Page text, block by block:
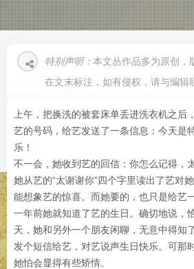
特别声明： 本文丛作品多为原创，
在文末标注，如有侵权，请与编辑
上午，把换洗的被套床单丢进洗衣机之后
艺的号码，给艺发送了一条信息：今天是
乐！
不一会，她收到艺的回信：你怎么记得，
她从艺的“太谢谢你”四个字里读出了艺对
能想象艺的惊喜。而她要的，也只是给艺
一年前她就知道了艺的生日。确切地说，
天，她和另外一个朋友闲聊，无意中得知
发个短信给艺，对艺说声生日快乐。可那
她怕会显得有些矫情。